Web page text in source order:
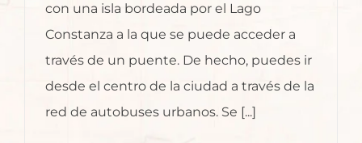
con una isla bordeada por el Lago
Constanza a la que se puede acceder a
través de un puente. De hecho, puedes ir
desde el centro de la ciudad a través de la
red de autobuses urbanos. Se [...]